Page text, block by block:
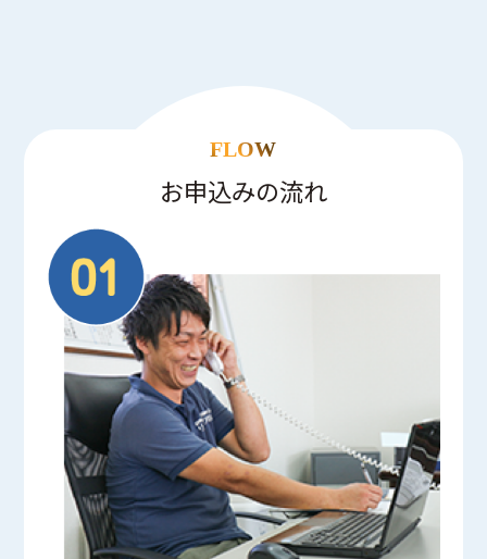
FLOW
お申込みの流れ